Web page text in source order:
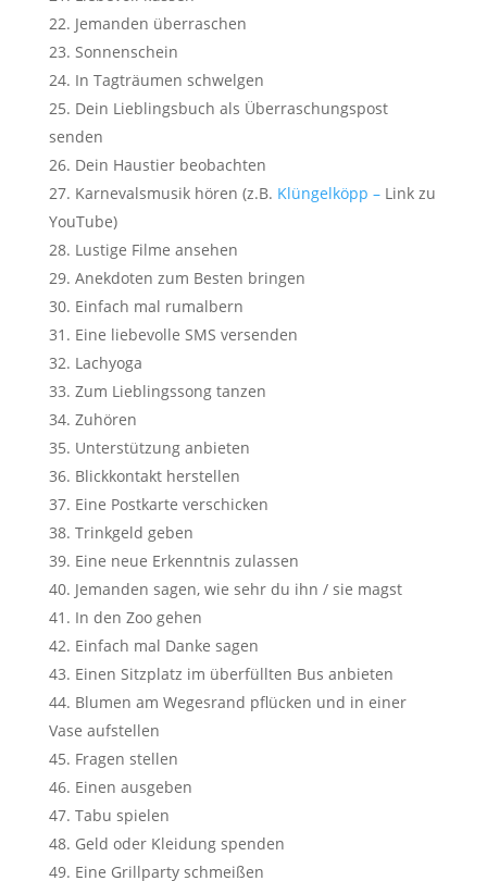
Jemanden überraschen
Sonnenschein
In Tagträumen schwelgen
Dein Lieblingsbuch als Überraschungspost
senden
Dein Haustier beobachten
Karnevalsmusik hören (z.B. Klüngelköpp – Link zu
YouTube)
Lustige Filme ansehen
Anekdoten zum Besten bringen
Einfach mal rumalbern
Eine liebevolle SMS versenden
Lachyoga
Zum Lieblingssong tanzen
Zuhören
Unterstützung anbieten
Blickkontakt herstellen
Eine Postkarte verschicken
Trinkgeld geben
Eine neue Erkenntnis zulassen
Jemanden sagen, wie sehr du ihn / sie magst
In den Zoo gehen
Einfach mal Danke sagen
Einen Sitzplatz im überfüllten Bus anbieten
Blumen am Wegesrand pflücken und in einer
Vase aufstellen
Fragen stellen
Einen ausgeben
Tabu spielen
Geld oder Kleidung spenden
Eine Grillparty schmeißen